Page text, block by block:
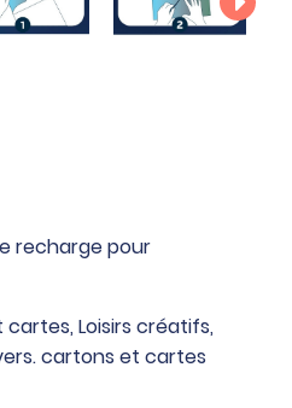
recharge pour
cartes, Loisirs créatifs,
cartons et cartes